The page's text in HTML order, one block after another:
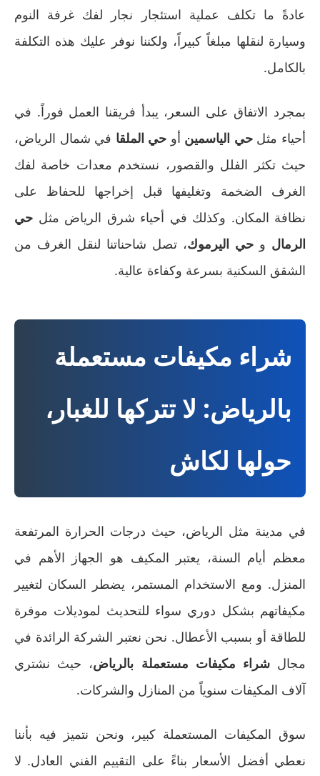
عادةً ما تكلف عملية استئجار نجار لفك غرفة النوم
وسيارة لنقلها مبلغاً كبيراً، ولكننا نوفر عليك هذه التكلفة
بالكامل.
بمجرد الاتفاق على السعر، يبدأ فريقنا العمل فوراً. في
أحياء مثلحي الياسمين أو حي الملقا في شمال الرياض،
حيث تكثر الفلل والقصور، نستخدم معدات خاصة لفك
الغرف الضخمة وتغليفها قبل إخراجها للحفاظ على
نظافة المكان. وكذلك في أحياء شرق الرياض مثل حي
الرمال و حي اليرموك، تصل شاحناتنا لنقل الغرف من
الشقق السكنية بسرعة وكفاءة عالية.
شراء مكيفات مستعملة
بالرياض: لا تتركها للغبار،
حولها لكاش
في مدينة مثل الرياض، حيث درجات الحرارة المرتفعة
معظم أيام السنة، يعتبر المكيف هو الجهاز الأهم في
المنزل. ومع الاستخدام المستمر، يضطر السكان لتغيير
مكيفاتهم بشكل دوري سواء للتحديث لموديلات موفرة
للطاقة أو بسبب الأعطال. نحن نعتبر الشركة الرائدة في
مجالشراء مكيفات مستعملة بالرياض، حيث نشتري
آلاف المكيفات سنوياً من المنازل والشركات.
سوق المكيفات المستعملة كبير، ونحن نتميز فيه بأننا
نعطي أفضل الأسعار بناءً على التقييم الفني العادل. لا